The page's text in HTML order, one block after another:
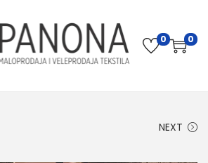
0 0
NEXT